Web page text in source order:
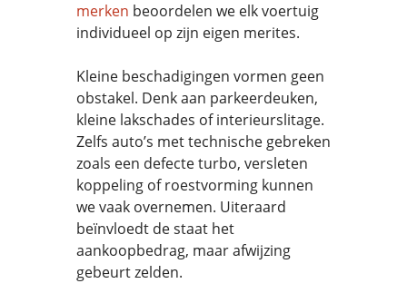
merken beoordelen we elk voertuig
individueel op zijn eigen merites.
Kleine beschadigingen vormen geen
obstakel. Denk aan parkeerdeuken,
kleine lakschades of interieurslitage.
Zelfs auto’s met technische gebreken
zoals een defecte turbo, versleten
koppeling of roestvorming kunnen
we vaak overnemen. Uiteraard
beïnvloedt de staat het
aankoopbedrag, maar afwijzing
gebeurt zelden.